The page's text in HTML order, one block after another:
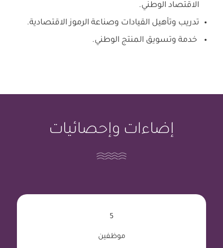
الاقتصاد الوطني.
تدريب وتأهيل القيادات وصناعة الرموز الاقتصادية.
خدمة وتسويق المنتج الوطني.
إضاءات وإحصائيات
5
موظفين